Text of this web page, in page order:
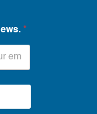
*